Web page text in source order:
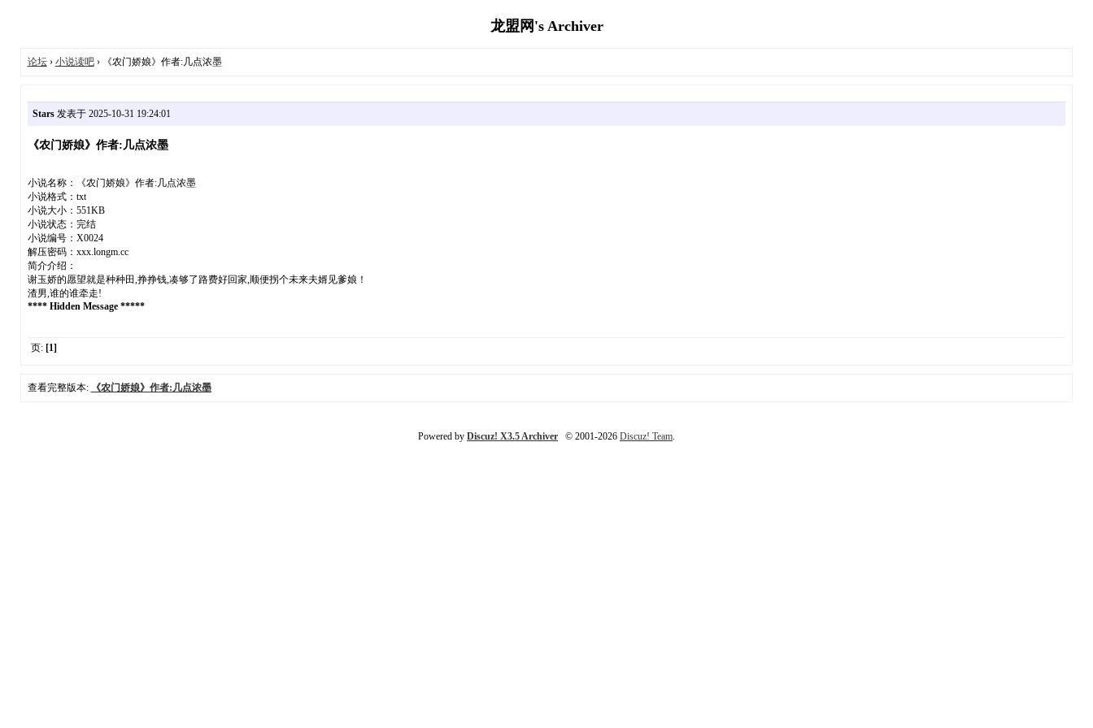
龙盟网's Archiver
论坛› 小说读吧› 《农门娇娘》作者:几点浓墨
Stars发表于 2025-10-31 19:24:01
《农门娇娘》作者:几点浓墨
小说名称：《农门娇娘》作者:几点浓墨
小说格式：txt
小说大小：551KB
小说状态：完结
小说编号：X0024
解压密码：xxx.longm.cc
简介介绍：
谢玉娇的愿望就是种种田,挣挣钱,凑够了路费好回家,顺便拐个未来夫婿见爹娘！
渣男,谁的谁牵走!
**** Hidden Message *****
页: [1]
查看完整版本: 《农门娇娘》作者:几点浓墨
Powered by Discuz! X3.5 Archiver © 2001-2026 Discuz! Team.